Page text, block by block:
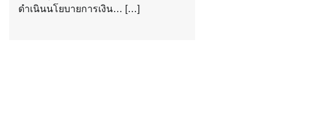
ดำเนินนโยบายการเงิน… […]